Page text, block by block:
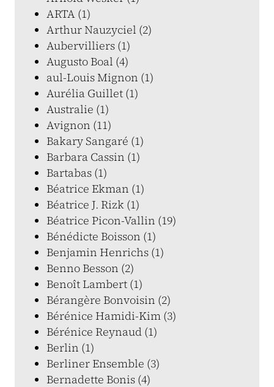
ARTA (1)
Arthur Nauzyciel (2)
Aubervilliers (1)
Augusto Boal (4)
aul-Louis Mignon (1)
Aurélia Guillet (1)
Australie (1)
Avignon (11)
Bakary Sangaré (1)
Barbara Cassin (1)
Bartabas (1)
Béatrice Ekman (1)
Béatrice J. Rizk (1)
Béatrice Picon-Vallin (19)
Bénédicte Boisson (1)
Benjamin Henrichs (1)
Benno Besson (2)
Benoît Lambert (1)
Bérangère Bonvoisin (2)
Bérénice Hamidi-Kim (3)
Bérénice Reynaud (1)
Berlin (1)
Berliner Ensemble (3)
Bernadette Bonis (4)